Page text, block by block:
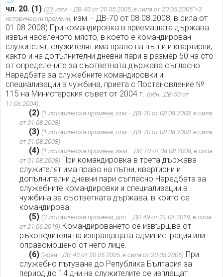
чл. 20. (1) (20, изм. - ДВ-43 от 20.05.2005, в сила от 20.05.2005">3
исторически промени, изм. - ДВ-70 от 08.08.2008, в сила от
01.08.2008) При командировка в приемащата държава
извън населеното място, в което е командирован
служителят, служителят има право на пътни и квартирни,
както и на допълнителни дневни пари в размер 50 на сто
от определените за съответната държава съгласно
Наредбата за служебните командировки и
специализации в чужбина, приета с Постановление №
115 на Министерския съвет от 2004 г. (обн., ДВ-50 от
11.06.2004).
(2) (1 историческа промяна, отм. - ДВ-70 от 08.08.2008, в сила
от 01.08.2008)
(3) (1 историческа промяна, отм. - ДВ-70 от 08.08.2008, в сила
от 01.08.2008)
(4) (1 историческа промяна, изм. - ДВ-70 от 08.08.2008, в сила
от 01.08.2008) При командировка в трета държава
служителят има право на пътни, квартирни и
допълнителни дневни пари съгласно Наредбата за
служебните командировки и специализации в
чужбина за съответната държава, в която се
командирова.
(5) (2 исторически промени, доп. - ДВ-49 от 21.06.2019, в сила
от 21.06.2019) Командироването се извършва от
ръководителя на изпращащата администрация или
оправомощено от него лице.
(6) (нова - ДВ-43 от 20.05.2005, в сила от 20.05.2005) При
служебно пътуване до Република България за
период до 14 дни на служителите се изплащат